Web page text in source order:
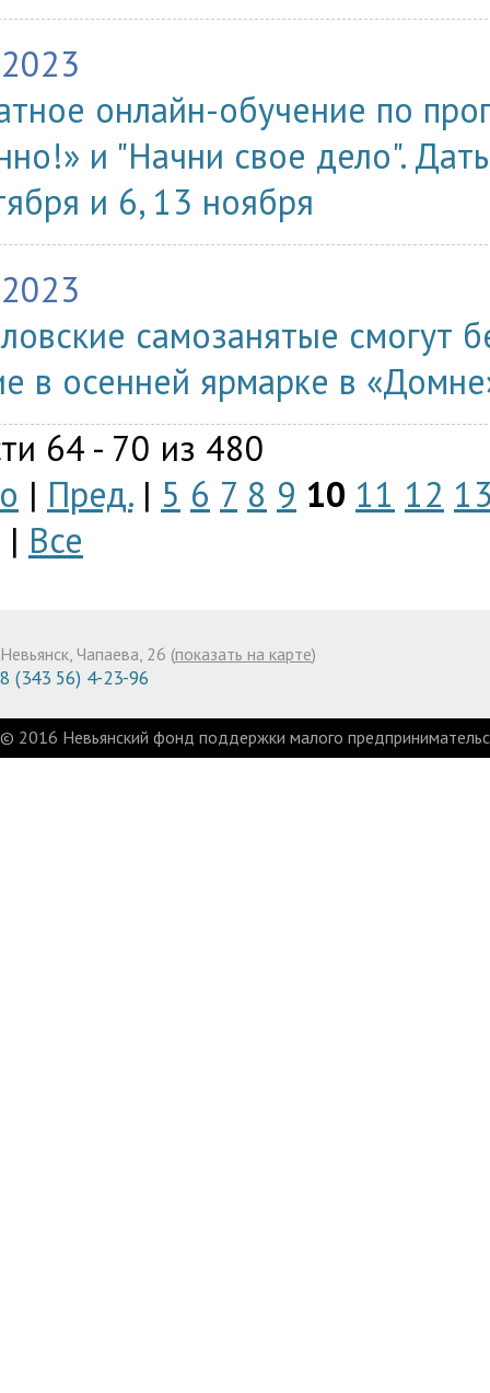
онлайн-обучение по
и "Начни свое дело".
и 6, 13 ноября
самозанятые смогут
в осенней ярмарке в
64 - 70 из 480
| Пред.| 5 6 7 8 9 10 11 12
| Все
Невьянск, Чапаева, 26 (показать на карте)
8 (343 56) 4-23-96
© 2016 Невьянский фонд поддержки малого